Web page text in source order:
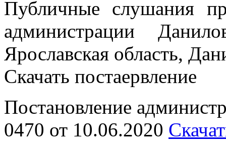
Публичные слушания
администрации
Ярославская область,
Скачать постаервление
Постановление
0470 от 10.06.2020